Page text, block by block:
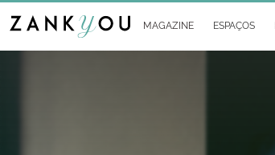
MAGAZINE ESPAÇOS